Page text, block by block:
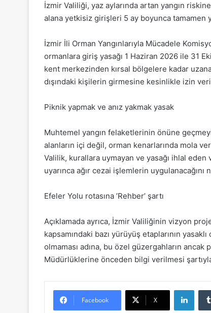
İzmir Valiliği, yaz aylarında artan yangın
alana yetkisiz girişleri 5 ay boyunca tamamen
İzmir İli Orman Yangınlarıyla Mücadele
ormanlara giriş yasağı 1 Haziran 2026 ile 31
kent merkezinden kırsal bölgelere kadar
dışındaki kişilerin girmesine kesinlikle izin
Piknik yapmak ve anız yakmak yasak
Muhtemel yangın felaketlerinin önüne
alanların içi değil, orman kenarlarında mola
Valilik, kurallara uymayan ve yasağı ihlal
uyarınca ağır cezai işlemlerin uygulanacağını
Efeler Yolu rotasına ’Rehber’ şartı
Açıklamada ayrıca, İzmir Valiliğinin vizyon
kapsamındaki bazı yürüyüş etaplarının
olmaması adına, bu özel güzergahların
Müdürlüklerine önceden bilgi verilmesi
Facebook X